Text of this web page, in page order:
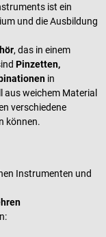
ist ein
und die Ausbildung
, das in einem
Pinzetten,
in
weichem Material
verschiedene
können.
Instrumenten und